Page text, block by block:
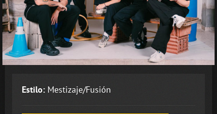
Estilo: Mestizaje/Fusión